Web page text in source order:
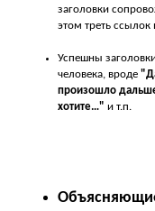
заголовки
этом треть ссылок
Успешны
человека, вроде
произошло
хотите…" и т.п.